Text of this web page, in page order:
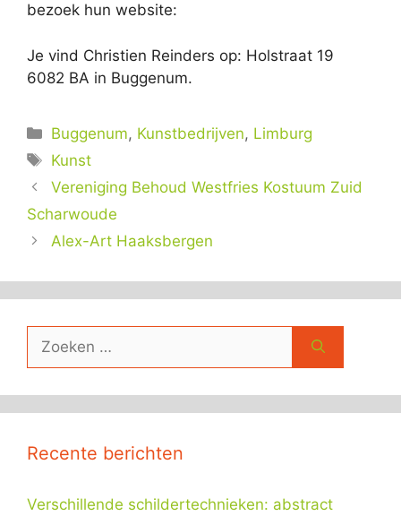
bezoek hun website:
Je vind Christien Reinders op: Holstraat 19
6082 BA in Buggenum.
Categorieën
Buggenum, Kunstbedrijven, Limburg
Tags
Kunst
Vereniging Behoud Westfries Kostuum Zuid
Scharwoude
Alex-Art Haaksbergen
naar:
Recente berichten
Verschillende schildertechnieken: abstract